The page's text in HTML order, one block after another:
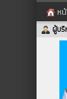
ห
ผู้บริ